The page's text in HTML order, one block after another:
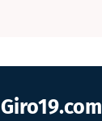
Giro19.com